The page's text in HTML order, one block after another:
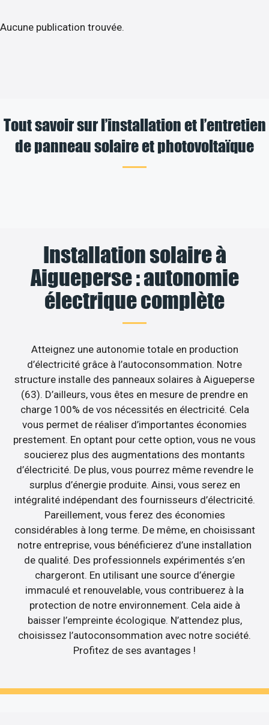
Aucune publication trouvée.
Tout savoir sur l’installation et l’entretien
de panneau solaire et photovoltaïque
Installation solaire à
Aigueperse : autonomie
électrique complète
Atteignez une autonomie totale en production
d’électricité grâce à l’autoconsommation. Notre
structure installe des panneaux solaires à Aigueperse
(63). D’ailleurs, vous êtes en mesure de prendre en
charge 100% de vos nécessités en électricité. Cela
vous permet de réaliser d’importantes économies
prestement. En optant pour cette option, vous ne vous
soucierez plus des augmentations des montants
d’électricité. De plus, vous pourrez même revendre le
surplus d’énergie produite. Ainsi, vous serez en
intégralité indépendant des fournisseurs d’électricité.
Pareillement, vous ferez des économies
considérables à long terme. De même, en choisissant
notre entreprise, vous bénéficierez d’une installation
de qualité. Des professionnels expérimentés s’en
chargeront. En utilisant une source d’énergie
immaculé et renouvelable, vous contribuerez à la
protection de notre environnement. Cela aide à
baisser l’empreinte écologique. N’attendez plus,
choisissez l’autoconsommation avec notre société.
Profitez de ses avantages !